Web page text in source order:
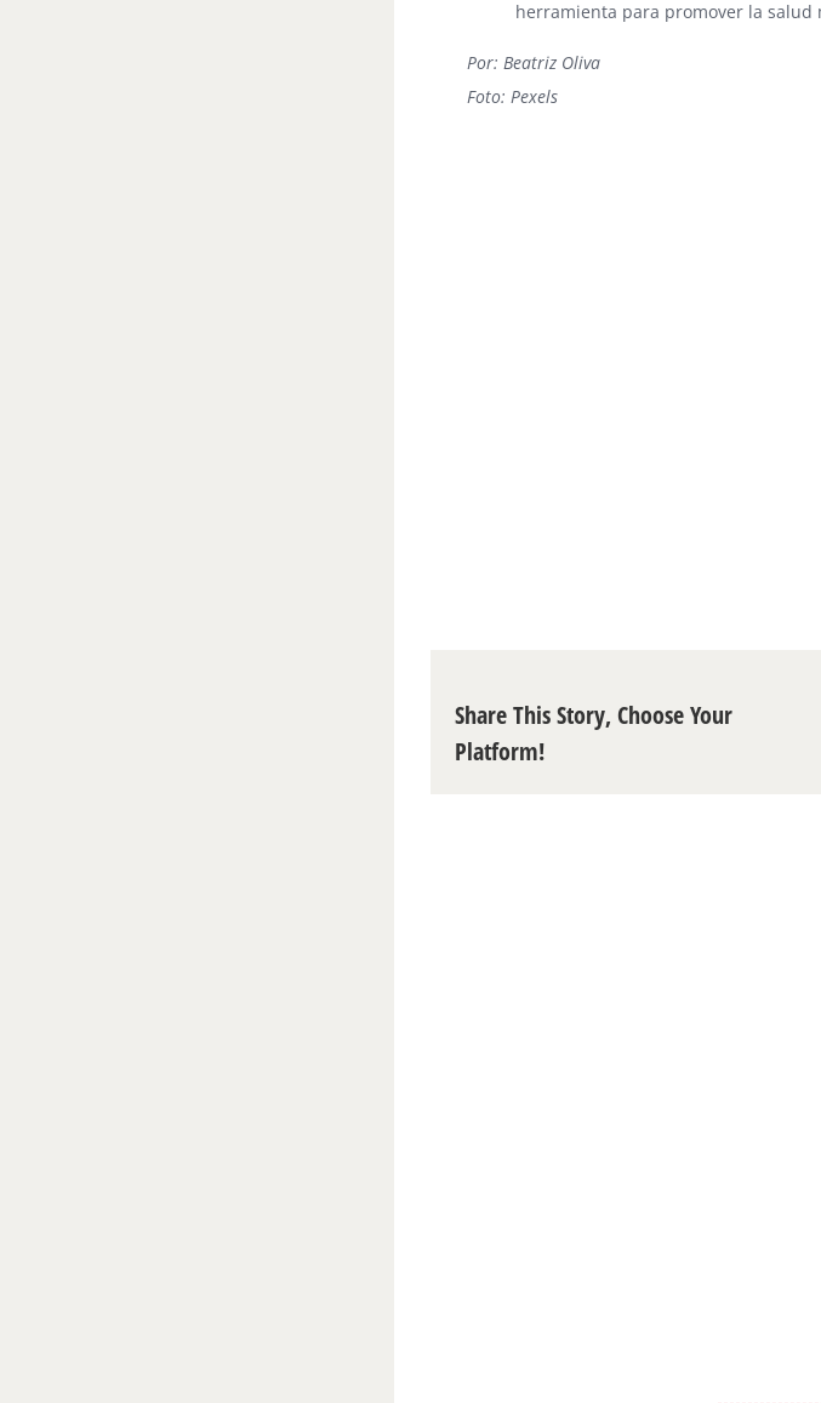
herramienta para promover la salud
Por: Beatriz Oliva
Foto: Pexels
Share This Story, Choose Your
Platform!